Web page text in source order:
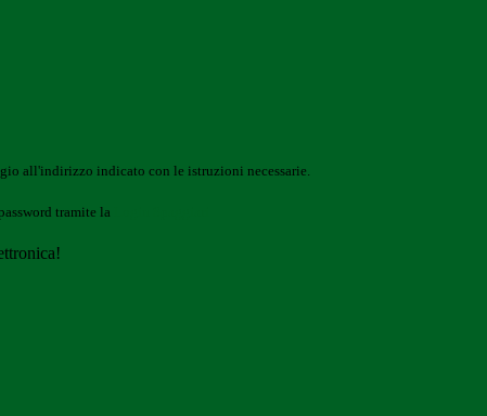
all'indirizzo indicato con le istruzioni necessarie.
tramite la